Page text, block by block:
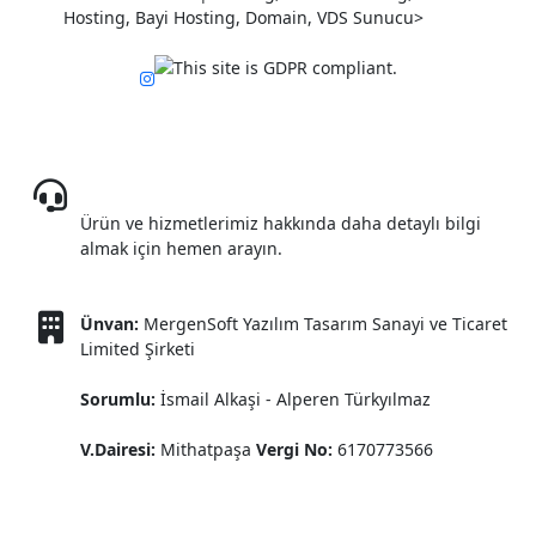
Ürün ve hizmetlerimiz hakkında daha detaylı bilgi
almak için hemen arayın.
Ünvan: MergenSoft Yazılım Tasarım Sanayi ve Ticaret
Limited Şirketi
Sorumlu: İsmail Alkaşi - Alperen Türkyılmaz
V.Dairesi: Mithatpaşa Vergi No: 6170773566